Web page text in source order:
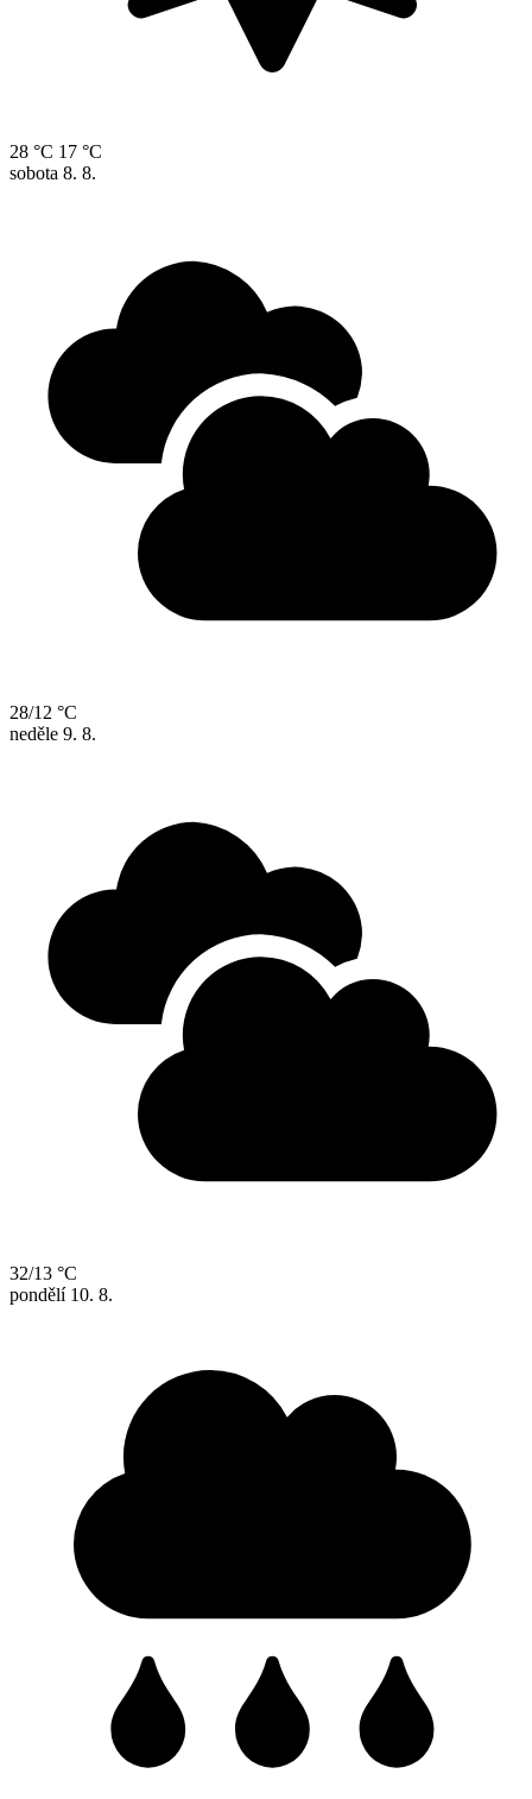
28 °C 17 °C
sobota 8. 8.
28/12 °C
neděle 9. 8.
32/13 °C
pondělí 10. 8.